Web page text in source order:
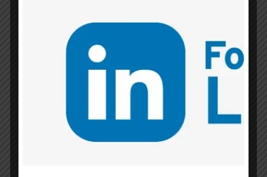
Şubesi’nde kara para aklamanın önlenmesi
biriminde uyum analisti olarak çalışmaya başladım.
Buradaki 5 aylık sürecin ardından MUFG
Bankası’ndan gelen iş teklifini değerlendirerek Mart
2023’ten itibaren MUFG Bankası Düsseldorf
Şubesi’nde çalışmaya başladım.
TAM OLARAK NE İŞ YAPIYORUM?
Kara para aklamanın önlenmesi alanında çiçeği